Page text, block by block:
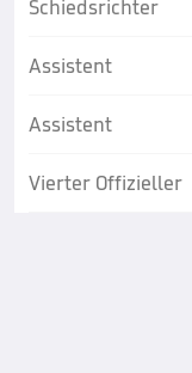
Schiedsrichter
Assistent
Assistent
Vierter Offizieller